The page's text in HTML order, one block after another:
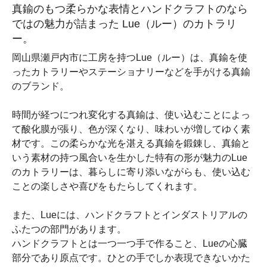
真鍮のもつ柔らかな表情とハンドクラフトのなら
ではの魅力が詰まった Lue（ルー）のカトラリ
ー。
岡山県瀬戸内市に工房を持つLue（ルー）は、真鍮を使
ったカトラリーやステーショナリーなどを手がける真鍮
のブランド。
時間が経つにつれ変化する真鍮は、使い込むことによっ
て酸化膜が張り、色が深くなり、味わいが増してゆく素
材です。この柔らかな光を湛える真鍮を鍛錬し、真鍮と
いう素材の持つ風合いを生かした特有の形が魅力のLue
のカトラリーは、暮らしに寄り添いながらも、使い込む
ことの楽しさや喜びをもたらしてくれます。
また、Lueには、ハンドクラフトとインダストリアルの
ふたつの部門があります。
ハンドクラフトとは一つ一つ手で作ること、Lueの心臓
部分であり原点です。ひとの手でしか表現できないかた